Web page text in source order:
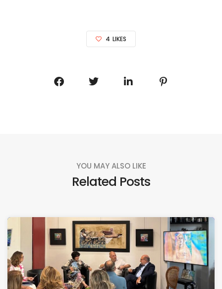
4 LIKES
YOU MAY ALSO LIKE
Related Posts